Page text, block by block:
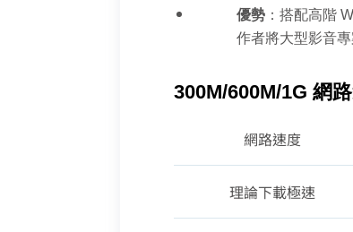
優勢 ：搭配高階
作者將大型影音
300M/600M/1G 網
網路速度
理論下載極速